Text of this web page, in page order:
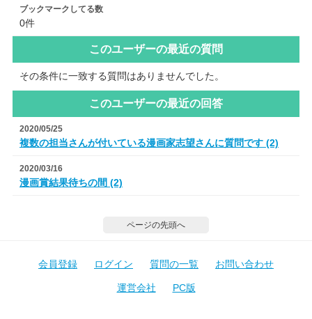
ブックマークしてる数
0件
このユーザーの最近の質問
その条件に一致する質問はありませんでした。
このユーザーの最近の回答
2020/05/25
複数の担当さんが付いている漫画家志望さんに質問です (2)
2020/03/16
漫画賞結果待ちの間 (2)
ページの先頭へ
会員登録 ログイン 質問の一覧 お問い合わせ
運営会社 PC版